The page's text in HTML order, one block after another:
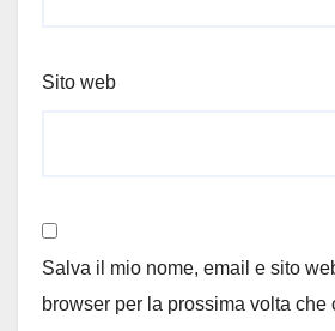
Sito web
Salva il mio nome, email e sito
browser per la prossima volta che